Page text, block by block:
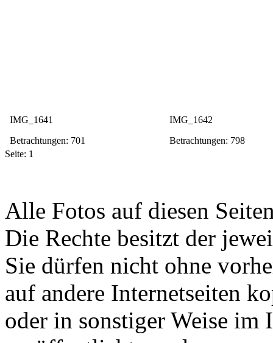
IMG_1641
Betrachtungen: 701
IMG_1642
Betrachtungen: 798
Seite: 1
Alle Fotos auf diesen
Die Rechte besitzt der
Sie dürfen nicht ohne
auf andere Internetseiten
oder in sonstiger Weise im